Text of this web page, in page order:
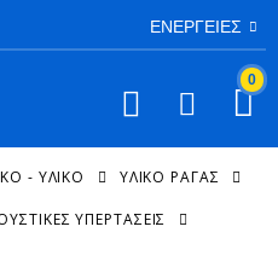
ΕΝΈΡΓΕΙΕΣ
0
- ΥΛΙΚΟ ΥΛΙΚΌ ΡΆΓΑΣ
ΥΠΕΡΤΆΣΕΙΣ